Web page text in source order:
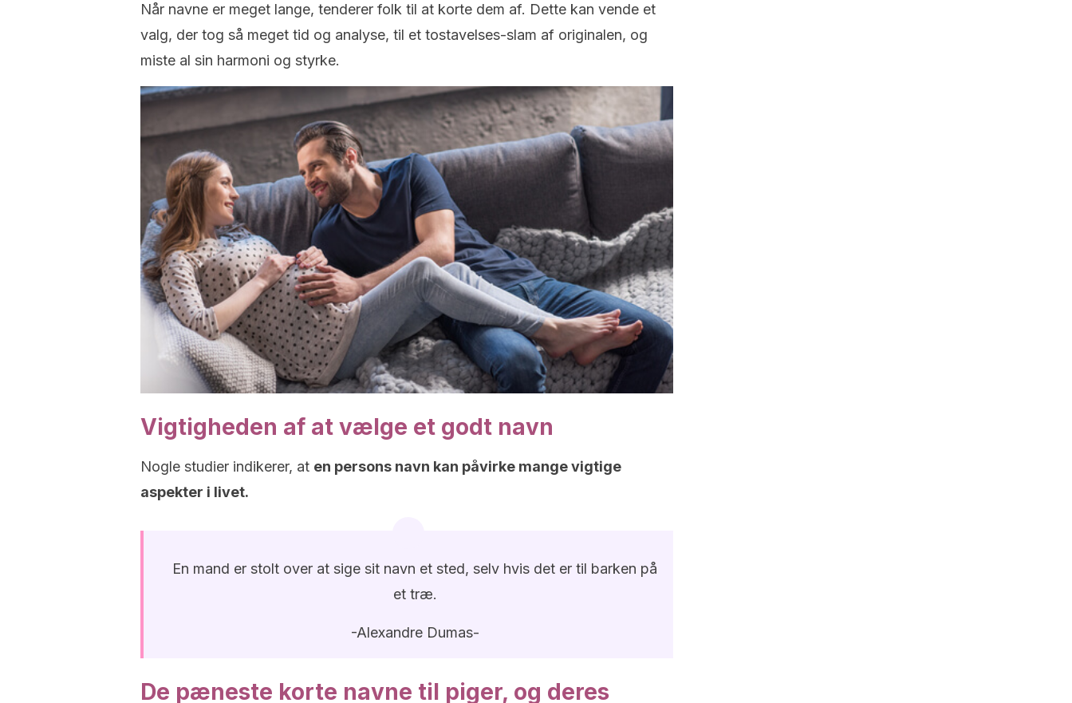
Når navne er meget lange, tenderer folk til at korte dem af. Dette kan vende et
valg, der tog så meget tid og analyse, til et tostavelses-slam af originalen, og
miste al sin harmoni og styrke.
Vigtigheden af at vælge et godt navn
Nogle studier indikerer, at en persons navn kan påvirke mange vigtige
aspekter i livet.
En mand er stolt over at sige sit navn et sted, selv hvis det er til barken på
et træ.
-Alexandre Dumas-
De pæneste korte navne til piger, og deres